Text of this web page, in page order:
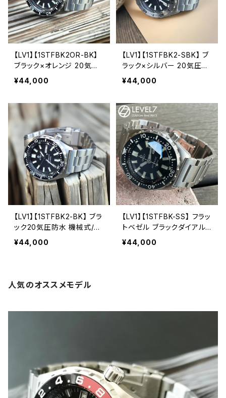
【LV1】【1STFBK2OR-BK】
ブラック×オレンジ 20気圧
防水 機械式/自動巻き SEI
KO NH36A ムーブメント搭
風防 無垢ステンレスバンド
メンズウォッチ LV1 LEVEL7
¥44,000
【LV1】【1STFBK2-SBK】 ブ
ラック×シルバー 20気圧防
水 機械式/自動巻き SEIKO
NH36A ムーブメント搭載
無垢ステンレスバンド メン
ズウォッチ LV1 LEVEL7
¥44,000
【LV1】【1STFBK2-BK】 ブラ
ック20気圧防水 機械式/自
動巻き SEIKO NH36A ム
ーブメント搭載 サファイア
LV1 LEVEL7
¥44,000
【LV1】【1STFBK-SS】 フラッ
トベゼル ブラックダイアル
20気圧防水 機械式/自動巻
き SEIKO NH36A ムーブメ
¥44,000
人気のオススメモデル